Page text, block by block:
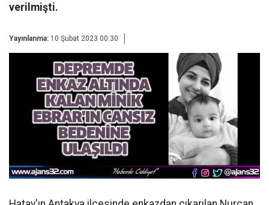
verilmişti.
Yayınlanma: 10 Şubat 2023 00:30